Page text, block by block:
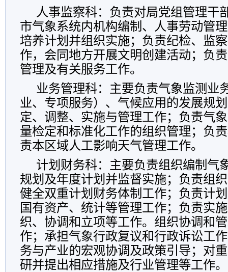
人事监察科：负责对局党组管理干
市气象系统内机构编制、人事劳动管
培养计划并组织实施；负责纪检、监
作，会同地方开展文明创建活动；负
管理及有关服务工作。
业务管理科：主要负责气象监测业
业、专项服务）、气候应用的发展规
定、调整、实施与管理工作；负责气
量检定和标准化工作的组织管理；负
责本区域人工影响天气管理工作。
计划财务科：主要负责组织编制气
规划及年度计划并监督实施；负责组
健全双重计划财务体制工作；负责计
国有资产、统计等管理工作；负责实
织、协调和立项等工作。组织协调和
作；承担气象行政复议和行政诉讼工
务与产业的宏观协调及政策引导；对
研并提出相应措施及行业管理等工作。